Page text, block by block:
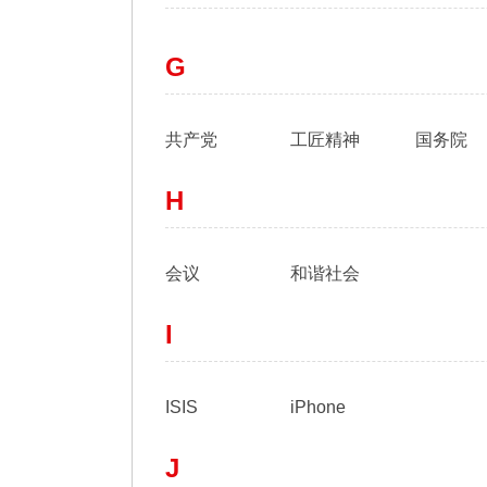
G
共产党 工匠精神 国务院
H
会议 和谐社会
I
ISIS iPhone
J